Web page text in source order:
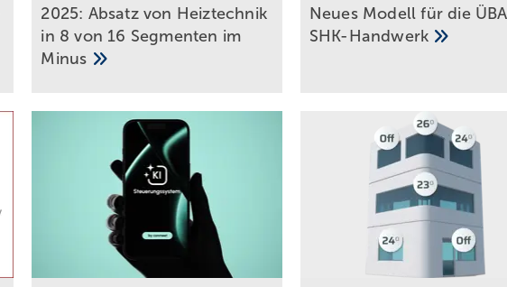
2025: Absatz von Heiztechnik
in 8 von 16 Segmenten im
Minus
Neues Modell für die
SHK-Handwerk